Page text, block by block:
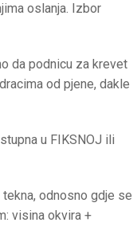
oslanja. Izbor
da podnicu za krevet
od pjene, dakle
u FIKSNOJ ili
tekna, odnosno gdje se
visina okvira +